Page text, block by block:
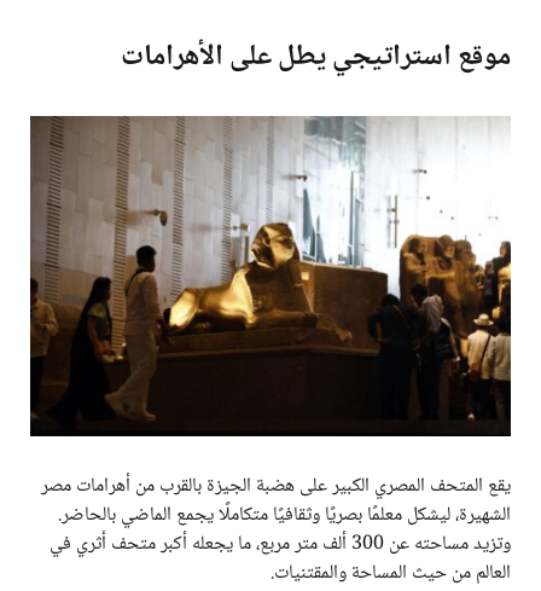
موقع استراتيجي يطل على الأهرامات
يقع المتحف المصري الكبير على هضبة الجيزة بالقرب من أهرامات مصر
الشهيرة، ليشكل معلمًا بصريًا وثقافيًا متكاملًا يجمع الماضي بالحاضر.
وتزيد مساحته عن 300 ألف متر مربع، ما يجعله أكبر متحف أثري في
العالم من حيث المساحة والمقتنيات.